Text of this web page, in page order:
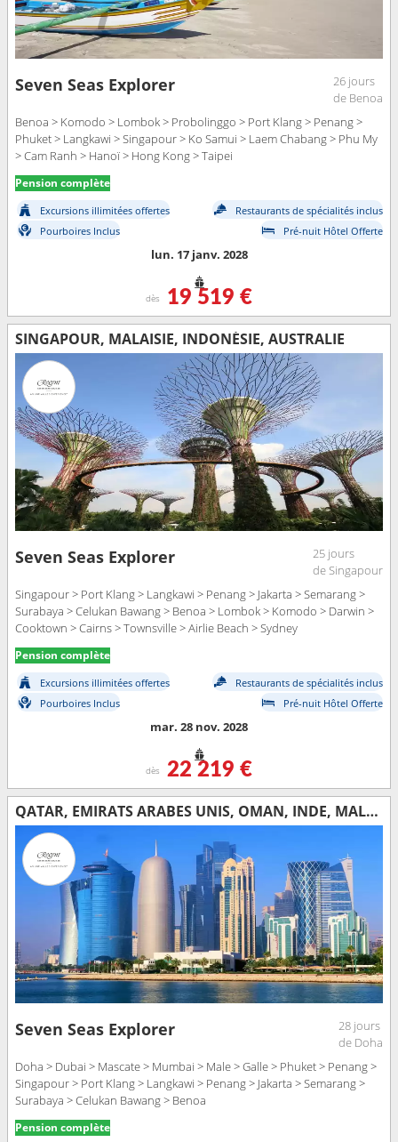
Seven Seas Explorer
26 jours
de Benoa
Benoa > Komodo > Lombok > Probolinggo > Port Klang > Penang >
Phuket > Langkawi > Singapour > Ko Samui > Laem Chabang > Phu My
> Cam Ranh > Hanoï > Hong Kong > Taipei
Pension complète
Excursions illimitées offertes
Restaurants de spécialités inclus
Pourboires Inclus
Pré-nuit Hôtel Offerte
lun. 17 janv. 2028
dès 19 519 €
SINGAPOUR, MALAISIE, INDONÉSIE, AUSTRALIE
Seven Seas Explorer
25 jours
de Singapour
Singapour > Port Klang > Langkawi > Penang > Jakarta > Semarang >
Surabaya > Celukan Bawang > Benoa > Lombok > Komodo > Darwin >
Cooktown > Cairns > Townsville > Airlie Beach > Sydney
Pension complète
Excursions illimitées offertes
Restaurants de spécialités inclus
Pourboires Inclus
Pré-nuit Hôtel Offerte
mar. 28 nov. 2028
dès 22 219 €
QATAR, EMIRATS ARABES UNIS, OMAN, INDE, MALDIVES, SRI LANKA, THAÏLANDE, SINGAPOUR, MALAISIE, INDONÉSIE
Seven Seas Explorer
28 jours
de Doha
Doha > Dubai > Mascate > Mumbai > Male > Galle > Phuket > Penang >
Singapour > Port Klang > Langkawi > Penang > Jakarta > Semarang >
Surabaya > Celukan Bawang > Benoa
Pension complète